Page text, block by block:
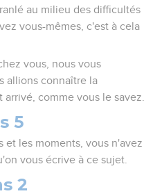
au milieu des difficultés
vous-mêmes, c'est à cela
vous, nous vous
allions connaître la
comme vous le savez.
5
et les moments, vous n'avez
vous écrive à ce sujet.
2